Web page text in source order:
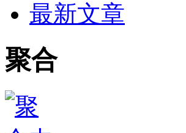
最新文章
聚合